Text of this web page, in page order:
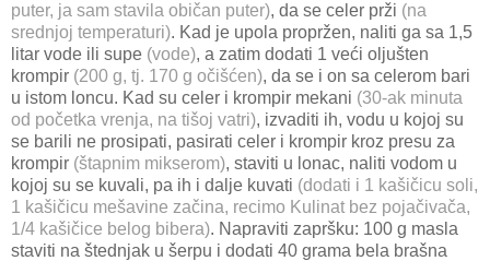
puter, ja sam stavila običan puter), da se celer prži (na
srednjoj temperaturi). Kad je upola propržen, naliti ga sa 1,5
litar vode ili supe (vode), a zatim dodati 1 veći oljušten
krompir (200 g, tj. 170 g očišćen), da se i on sa celerom bari
u istom loncu. Kad su celer i krompir mekani (30-ak minuta
od početka vrenja, na tišoj vatri), izvaditi ih, vodu u kojoj su
se barili ne prosipati, pasirati celer i krompir kroz presu za
krompir (štapnim mikserom), staviti u lonac, naliti vodom u
kojoj su se kuvali, pa ih i dalje kuvati (dodati i 1 kašičicu soli,
1 kašičicu mešavine začina, recimo Kulinat bez pojačivača,
1/4 kašičice belog bibera). Napraviti zapršku: 100 g masla
staviti na štednjak u šerpu i dodati 40 grama bela brašna